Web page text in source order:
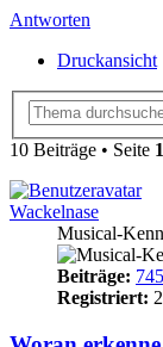
Antworten
Druckansicht
10 Beiträge • Seite 1
Wackelnase
Musical-
Beiträge: 745
Registriert: